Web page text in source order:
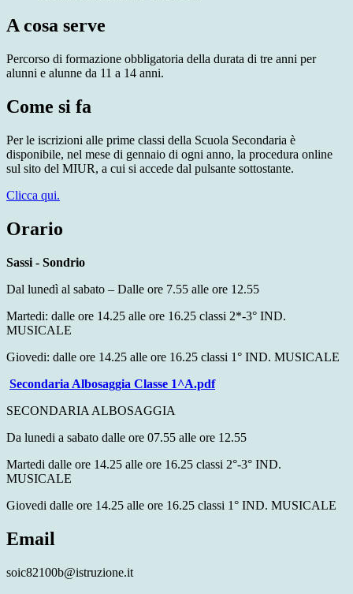
A cosa serve
Percorso di formazione obbligatoria della durata di tre anni per
alunni e alunne da 11 a 14 anni.
Come si fa
Per le iscrizioni alle prime classi della Scuola Secondaria è
disponibile, nel mese di gennaio di ogni anno, la procedura online
sul sito del MIUR, a cui si accede dal pulsante sottostante.
Clicca qui.
Orario
Sassi - Sondrio
Dal lunedì al sabato – Dalle ore 7.55 alle ore 12.55
Martedi: dalle ore 14.25 alle ore 16.25 classi 2*-3° IND.
MUSICALE
Giovedi: dalle ore 14.25 alle ore 16.25 classi 1° IND. MUSICALE
Secondaria Albosaggia Classe 1^A.pdf
SECONDARIA ALBOSAGGIA
Da lunedi a sabato dalle ore 07.55 alle ore 12.55
Martedi dalle ore 14.25 alle ore 16.25 classi 2°-3° IND.
MUSICALE
Giovedi dalle ore 14.25 alle ore 16.25 classi 1° IND. MUSICALE
Email
soic82100b@istruzione.it